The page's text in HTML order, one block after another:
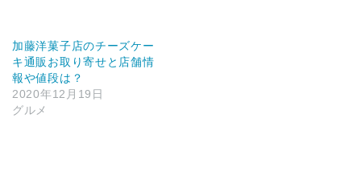
加藤洋菓子店のチーズケー
キ通販お取り寄せと店舗情
報や値段は？
2020年12月19日
グルメ